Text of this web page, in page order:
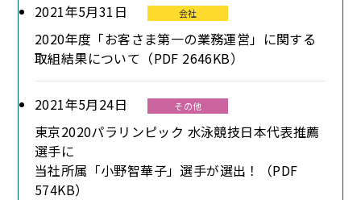
2021年5月31日 会社
2020年度「お客さま第一の業務運営」に関する
取組結果について（PDF 2646KB）
2021年5月24日 その他
東京2020パラリンピック 水泳競技日本代表推薦
選手に
当社所属「小野智華子」選手が選出！（PDF
574KB）